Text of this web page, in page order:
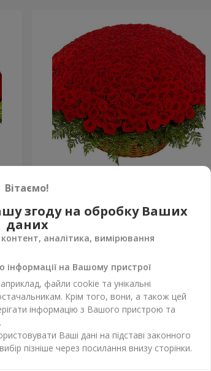
53 016 грн Замовити
Вітаємо!
згоду на обробку Ваших
даних
аналітика, вимірювання
інформації на Вашому пристрої
файли cookie та унікальні
Крім того, вони, а також цей
інформацію з Вашого пристрою та
Ваші дані на підставі законного
пізніше через посилання внизу сторінки.